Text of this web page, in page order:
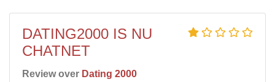
DATING2000 IS NU
CHATNET
Review over Dating 2000